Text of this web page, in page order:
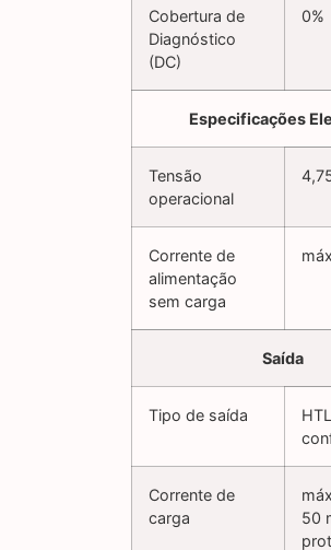
Cobertura de
Diagnóstico
(DC)
0%
Especificações
Tensão
operacional
Corrente de
alimentação
sem carga
Saída
Tipo de saída
Corrente de
carga
50